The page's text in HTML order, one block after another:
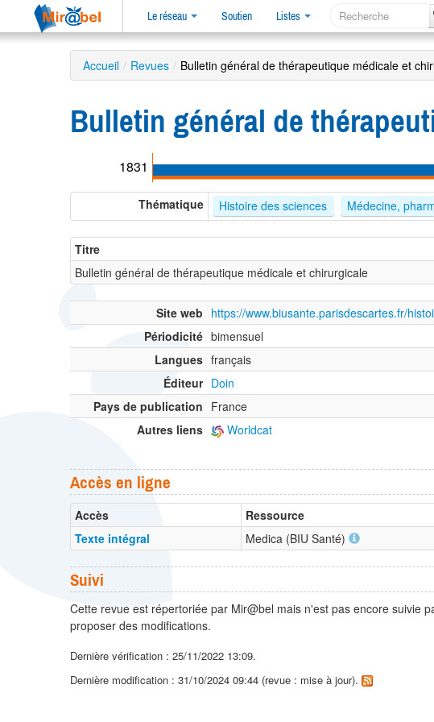
Le réseau Soutien Listes
Accueil / Revues / Bulletin général de thérapeutique médicale et
Bulletin général de
1831
Thématique Histoire des sciences Médecine,
Titre
Bulletin général de thérapeutique médicale et chirurgicale
Site web https://www.biusante.parisdescartes.fr/
Périodicité bimensuel
Langues français
Éditeur Doin
Pays de publication France
Autres liens
Worldcat
Accès en ligne
Accès Ressource
Texte intégral
Medica (BIU Santé)
Suivi
Cette revue est répertoriée par Mir@bel mais n'est pas encore suivie
proposer des modifications.
Dernière vérification : 25/11/2022 13:09.
Dernière modification : 31/10/2024 09:44 (revue : mise à jour).